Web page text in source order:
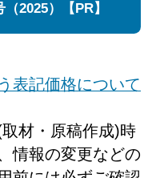
2025）【PR】
表記価格について
材・原稿作成)時
情報の変更などの